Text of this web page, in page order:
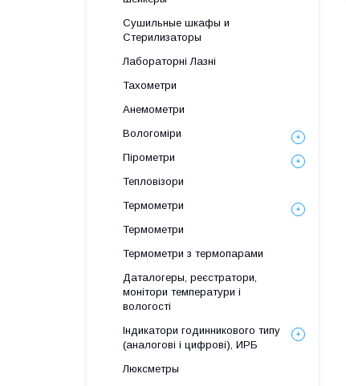
Сушильные шкафы и
Стерилизаторы
Лабораторні Лазні
Тахометри
Анемометри
Вологоміри
Пірометри
Тепловізори
Термометри
Термометри
Термометри з термопарами
Даталогеры, реєстратори,
монітори температури і
вологості
Індикатори годинникового типу
(аналогові і цифрові), ИРБ
Люксметры